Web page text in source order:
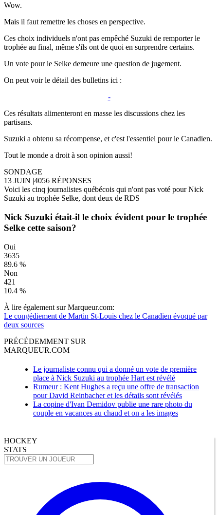
Wow.
Mais il faut remettre les choses en perspective.
Ces choix individuels n'ont pas empêché Suzuki de remporter le
trophée au final, même s'ils ont de quoi en surprendre certains.
Un vote pour le Selke demeure une question de jugement.
On peut voir le détail des bulletins ici :
-
Ces résultats alimenteront en masse les discussions chez les
partisans.
Suzuki a obtenu sa récompense, et c'est l'essentiel pour le Canadien.
Tout le monde a droit à son opinion aussi!
SONDAGE
13 JUIN |4056 RÉPONSES
Voici les cinq journalistes québécois qui n'ont pas voté pour Nick
Suzuki au trophée Selke, dont deux de RDS
Nick Suzuki était-il le choix évident pour le trophée
Selke cette saison?
Oui
3635
89.6 %
Non
421
10.4 %
À lire également sur Marqueur.com:
Le congédiement de Martin St-Louis chez le Canadien évoqué par
deux sources
PRÉCÉDEMMENT SUR
MARQUEUR.COM
Le journaliste connu qui a donné un vote de première
place à Nick Suzuki au trophée Hart est révélé
Rumeur : Kent Hughes a reçu une offre de transaction
pour David Reinbacher et les détails sont révélés
La copine d'Ivan Demidov publie une rare photo du
couple en vacances au chaud et on a les images
HOCKEY
STATS